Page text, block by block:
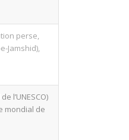
perse,
Jamshid),
l’UNESCO)
mondial de